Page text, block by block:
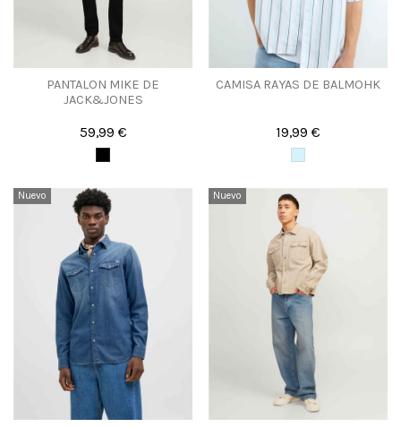
PANTALON MIKE DE
JACK&JONES
59,99 €
CAMISA RAYAS DE BALMOHK
19,99 €
Nuevo Nuevo